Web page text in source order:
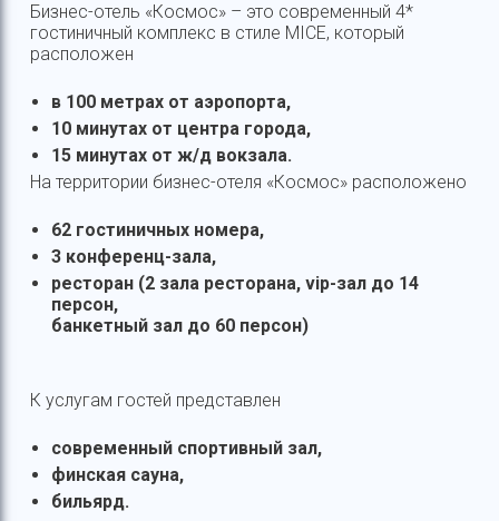
Бизнес-отель «Космос» – это современный 4*
гостиничный комплекс в стиле MICE, который
расположен
в 100 метрах от аэропорта,
10 минутах от центра города,
15 минутах от ж/д вокзала.
На территории бизнес-отеля «Космос» расположено
62 гостиничных номера,
3 конференц-зала,
ресторан (2 зала ресторана, vip-зал до 14
персон,
банкетный зал до 60 персон)
К услугам гостей представлен
современный спортивный зал,
финская сауна,
бильярд.